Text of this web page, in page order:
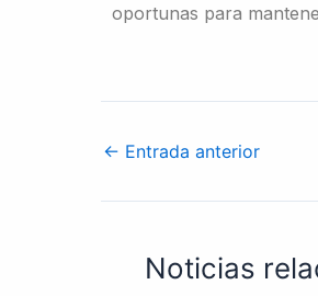
oportunas para
← Entrada anterior
Noticias